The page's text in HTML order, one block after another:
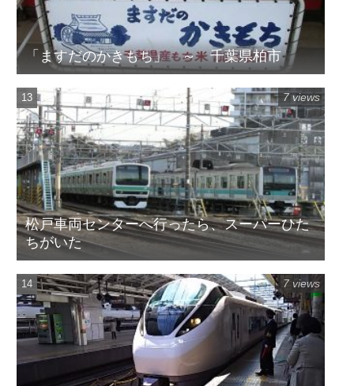
「ますだのかきもち」 ～ 千葉県柏市
松戸車両センターへ行ったら、スーパーひた
ちがいた
7 views
7 views